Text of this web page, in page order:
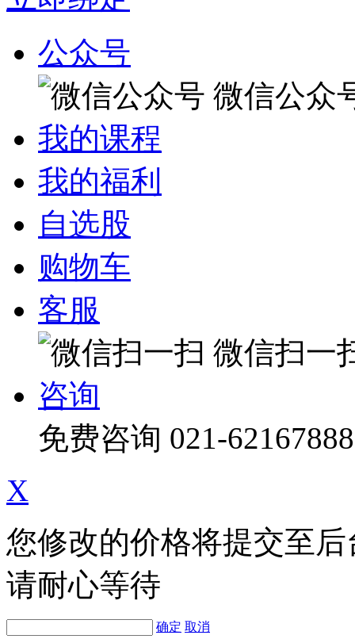
公众号
微信公众
我的课程
我的福利
自选股
购物车
客服
微信扫一
咨询
免费咨询 021-62167888
X
您修改的价格将提交至
请耐心等待
确定 取消